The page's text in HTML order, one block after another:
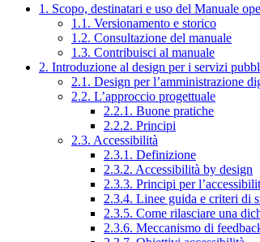
1. Scopo, destinatari e uso del Manuale
1.1. Versionamento e storico
1.2. Consultazione del manuale
1.3. Contribuisci al manuale
2. Introduzione al design per i servizi
2.1. Design per l’amministrazione
2.2. L’approccio progettuale
2.2.1. Buone pratiche
2.2.2. Principi
2.3. Accessibilità
2.3.1. Definizione
2.3.2. Accessibilità by design
2.3.3. Principi per
2.3.4. Linee guida e criteri di
2.3.5. Come rilasciare una
2.3.6. Meccanismo di